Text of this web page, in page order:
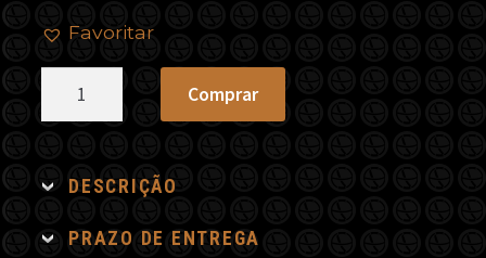
Favoritar
quantidade
Comprar
DESCRIÇÃO
PRAZO DE ENTREGA